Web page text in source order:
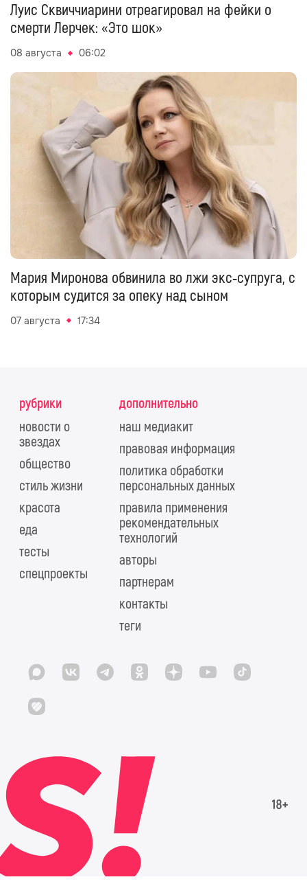
Луис Сквиччиарини отреагировал на фейки о
смерти Лерчек: «Это шок»
08 августа 06:02
Мария Миронова обвинила во лжи экс‑супруга, с
которым судится за опеку над сыном
07 августа 17:34
рубрики
новости о
звездах
общество
стиль жизни
красота
еда
тесты
спецпроекты
дополнительно
наш медиакит
правовая информация
политика обработки
персональных данных
правила применения
рекомендательных
технологий
авторы
партнерам
контакты
теги